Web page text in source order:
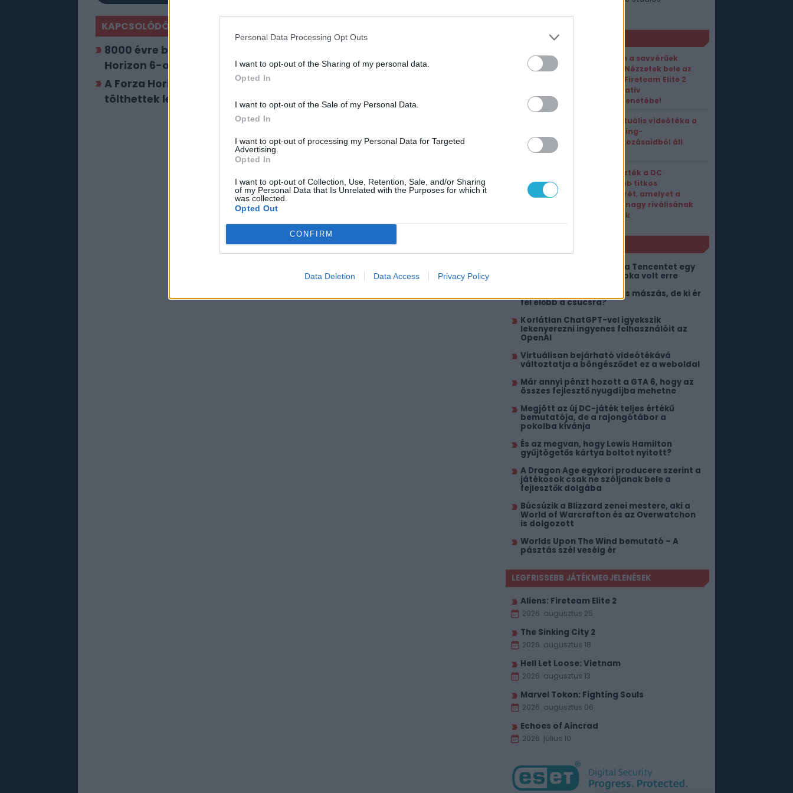
Personal Data Processing Opt Outs
I want to opt-out of the Sharing of my personal data.
Opted In
I want to opt-out of the Sale of my Personal Data.
Opted In
I want to opt-out of processing my Personal Data for Targeted
Advertising.
Opted In
I want to opt-out of Collection, Use, Retention, Sale, and/or Sharing
of my Personal Data that Is Unrelated with the Purposes for which it
was collected.
Opted Out
CONFIRM
Data Deletion Data Access Privacy Policy
KAPCSOLÓDÓ HÍREK
8000 évre bannolták, mert megjelenés előtt streamelte a Forza
Horizon 6-ot
A Forza Horizon 6 még csak most veszi be a kanyart, de már
tölthettek le hozzá modokat
versenyjáték
ESPORT1 HÍREK
Négyen a savvérűek
ellen – Nézzetek bele az
Aliens: Fireteam Elite 2
kooperatív
játékmenetébe!
Ez a virtuális videótéka a
streaming-
feliratkozásaidból áll
Leleplezték a DC
legújabb titkos
fegyverét, amelyet a
Marvel nagy riválisának
szánnak
500 forintért perelte be a Tencentet egy
kínai édesapa, de jó indoka volt erre
Jön az utolsó nagy közös mászás, de ki ér
fel előbb a csúcsra?
Korlátlan ChatGPT-vel igyekszik
lekenyerezni ingyenes felhasználóit az
OpenAI
Virtuálisan bejárható videótékává
változtatja a böngésződet ez a weboldal
Már annyi pénzt hozott a GTA 6, hogy az
összes fejlesztő nyugdíjba mehetne
Megjött az új DC-játék teljes értékű
bemutatója, de a rajongótábor a
pokolba kívánja
És az megvan, hogy Lewis Hamilton
gyűjtögetős kártya boltot nyitott?
A Dragon Age egykori producere szerint a
játékosok csak ne szóljanak bele a
fejlesztők dolgába
Búcsúzik a Blizzard zenei mestere, aki a
World of Warcrafton és az Overwatchon
is dolgozott
Worlds Upon The Wind bemutató – A
pásztás szél veséig ér
LEGFRISSEBB JÁTÉKMEGJELENÉSEK
Aliens: Fireteam Elite 2
2026. augusztus 25.
The Sinking City 2
2026. augusztus 18.
Hell Let Loose: Vietnam
2026. augusztus 13.
Marvel Tokon: Fighting Souls
2026. augusztus 06.
Echoes of Aincrad
2026. július 10.